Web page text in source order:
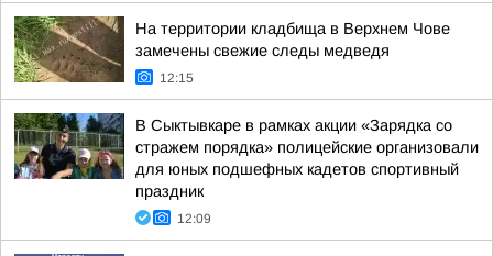
На территории кладбища в Верхнем Чове
замечены свежие следы медведя
12:15
В Сыктывкаре в рамках акции «Зарядка со
стражем порядка» полицейские организовали
для юных подшефных кадетов спортивный
праздник
12:09